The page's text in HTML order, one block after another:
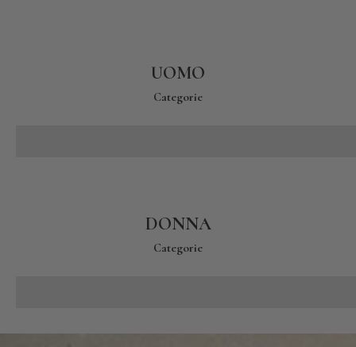
UOMO
Categorie
DONNA
Categorie